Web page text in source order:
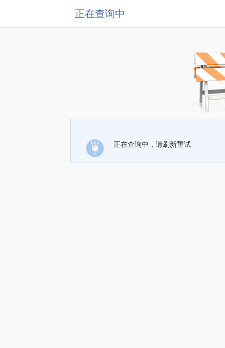
正在查询中
正在查询中，请刷新重试